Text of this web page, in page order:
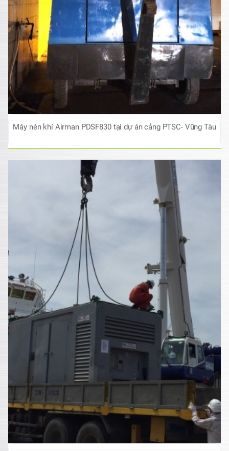
Máy nén khí Airman PDSF830 tại dự án cảng PTSC- Vũng Tàu